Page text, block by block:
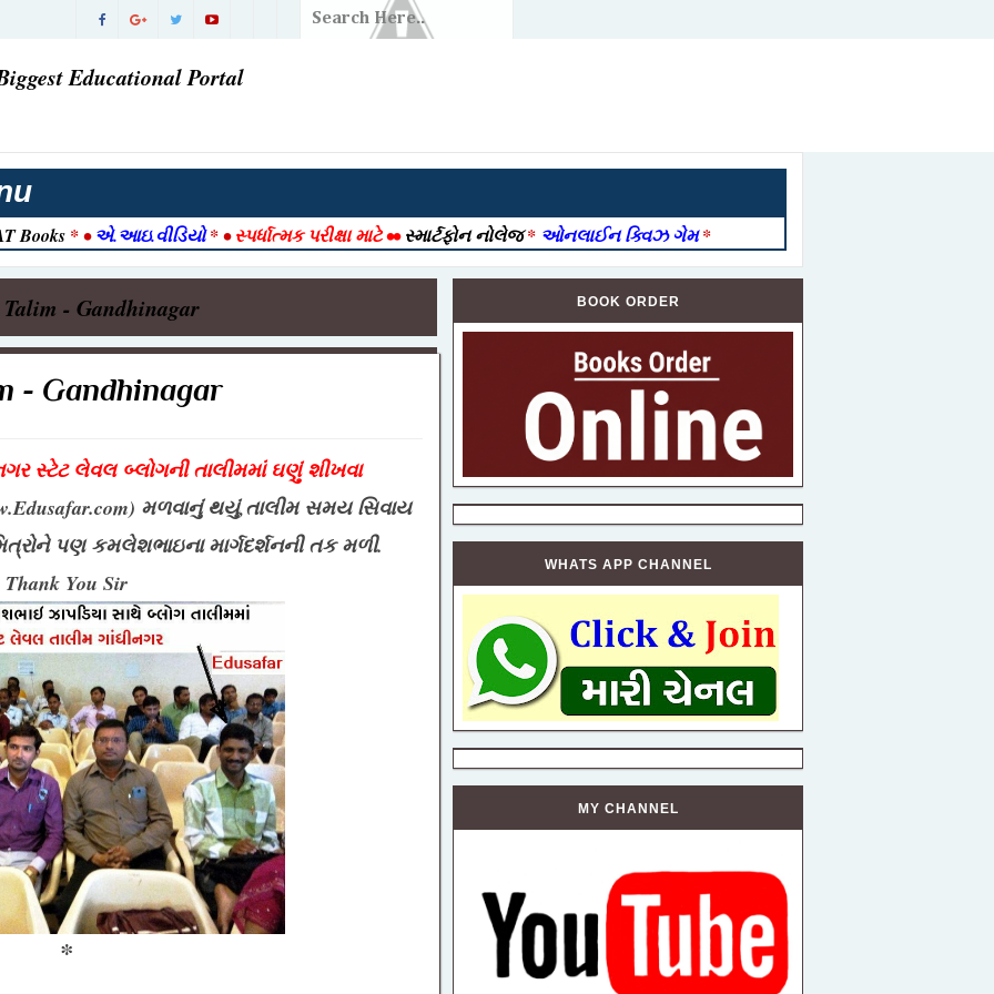
|
ગઈ
2026
આવી ગઈ
|
નમૂનો
Detail
કેન્દ્રીય
ભરતી
PDF
ધોરણ 1
Educational Portal
Books * •એ.આઇ.વીડિયો* •સ્પર્ધાત્મક પરીક્ષા માટે••સ્માર્ટફોન નોલેજ* ઓનલાઈન ક્વિઝ ગેમ*
- Gandhinagar
- Gandhinagar
સ્ટેટ લેવલ બ્લોગની તાલીમમાં ઘણું શીખવા
મળવાનું થયું,તાલીમ સમય સિવાય
પણ કમલેશભાઇના માર્ગદર્શનની તક મળી.
Thank You Sir
*
BOOK ORDER
WHATS APP CHANNEL
MY CHANNEL